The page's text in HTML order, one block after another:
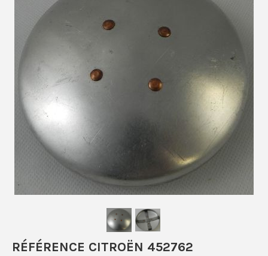
RÉFÉRENCE CITROËN 452762